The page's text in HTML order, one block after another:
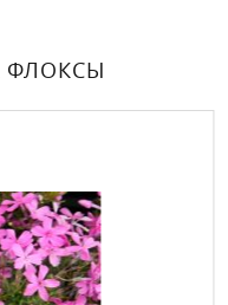
ФЛОКСЫ